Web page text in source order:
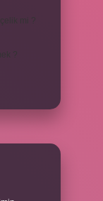
mi ?